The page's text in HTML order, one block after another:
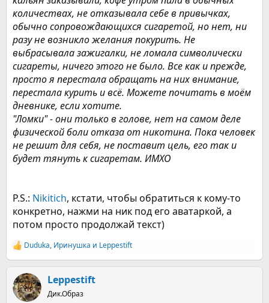
количествах, не отказывала себе в привычках,
обычно сопровождающихся сигаретой, но нет, ни
разу не возникло желания покурить. Не
выбрасывала зажигалки, не ломала символически
сигареты, ничего этого не было. Все как и прежде,
просто я перестала обращать на них внимание,
перестала курить и всё. Можете почитать в моём
дневнике, если хотите.
"Ломки" - они только в голове, нет на самом деле
физической боли отказа от никотина. Пока человек
не решит для себя, не поставит цель, его так и
будет тянуть к сигаретам. ИМХО
P.S.: Nikitich, кстати, чтобы обратиться к кому-то
конкретно, нажми на ник под его аватаркой, а
потом просто продолжай текст)
Р
е
к
ц
и
Duduka, Иринушка и Leppestift
Leppestift
Дик.Образ